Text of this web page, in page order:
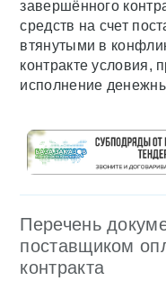
завершённого
средств на счет
втянутыми в
контракте условия,
исполнение
Перечень
поставщиком
контракта